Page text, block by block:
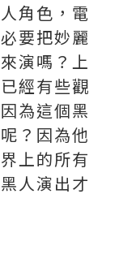
角色，電
要把妙麗
演嗎？上
經有些觀
為這個黑
？因為他
上的所有
人演出才